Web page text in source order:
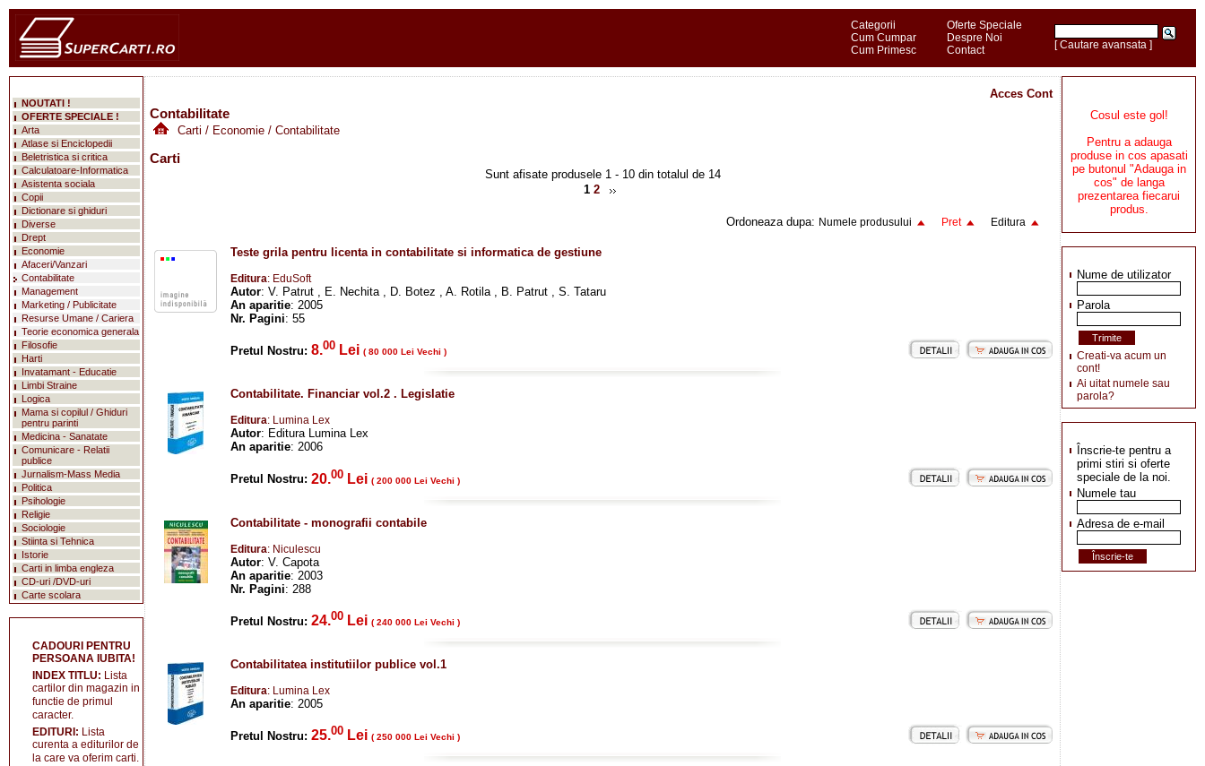
Categorii
Cum Cumpar
Cum Primesc
Oferte Speciale
Despre Noi
Contact
[ Cautare avansata ]
Acces Cont
Contabilitate
Carti / Economie / Contabilitate
Carti
Sunt afisate produsele 1 - 10 din totalul de 14
1 2
Ordoneaza dupa: Numele produsului Pret Editura
Teste grila pentru licenta in contabilitate si informatica de gestiune
Editura: EduSoft
Autor: V. Patrut , E. Nechita , D. Botez , A. Rotila , B. Patrut , S. Tataru
An aparitie: 2005
Nr. Pagini: 55
Pretul Nostru: 8.00 Lei ( 80 000 Lei Vechi )
Contabilitate. Financiar vol.2 . Legislatie
Editura: Lumina Lex
Autor: Editura Lumina Lex
An aparitie: 2006
Pretul Nostru: 20.00 Lei ( 200 000 Lei Vechi )
Contabilitate - monografii contabile
Editura: Niculescu
Autor: V. Capota
An aparitie: 2003
Nr. Pagini: 288
Pretul Nostru: 24.00 Lei ( 240 000 Lei Vechi )
Contabilitatea institutiilor publice vol.1
Editura: Lumina Lex
An aparitie: 2005
Pretul Nostru: 25.00 Lei ( 250 000 Lei Vechi )
NOUTATI !
OFERTE SPECIALE !
Arta
Atlase si Enciclopedii
Beletristica si critica
Calculatoare-Informatica
Asistenta sociala
Copii
Dictionare si ghiduri
Diverse
Drept
Economie
Afaceri/Vanzari
Contabilitate
Management
Marketing / Publicitate
Resurse Umane / Cariera
Teorie economica generala
Filosofie
Harti
Invatamant - Educatie
Limbi Straine
Logica
Mama si copilul / Ghiduri
pentru parinti
Medicina - Sanatate
Comunicare - Relatii
publice
Jurnalism-Mass Media
Politica
Psihologie
Religie
Sociologie
Stiinta si Tehnica
Istorie
Carti in limba engleza
CD-uri /DVD-uri
Carte scolara
CADOURI PENTRU
PERSOANA IUBITA!
INDEX TITLU: Lista
cartilor din magazin in
functie de primul
caracter.
EDITURI: Lista
curenta a editurilor de
la care va oferim carti.
Cosul este gol!
Pentru a adauga
produse in cos apasati
pe butonul "Adauga in
cos" de langa
prezentarea fiecarui
produs.
Nume de utilizator
Parola
Creati-va acum un
cont!
Ai uitat numele sau
parola?
Înscrie-te pentru a
primi stiri si oferte
speciale de la noi.
Numele tau
Adresa de e-mail